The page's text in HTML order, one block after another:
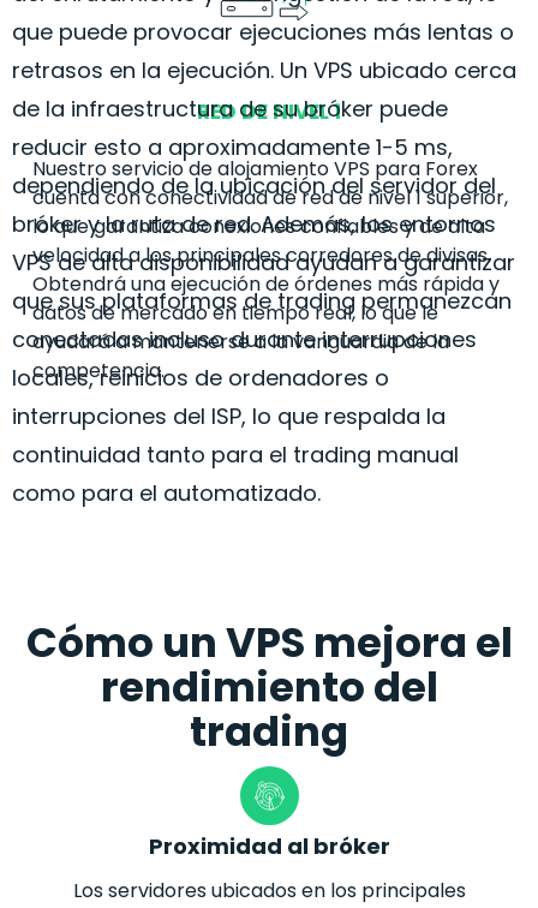
RED DE NIVEL 1
Nuestro servicio de alojamiento VPS para Forex
cuenta con conectividad de red de nivel 1 superior,
lo que garantiza conexiones confiables y de alta
velocidad a los principales corredores de divisas.
Obtendrá una ejecución de órdenes más rápida y
datos de mercado en tiempo real, lo que le
ayudará a mantenerse a la vanguardia de la
competencia.
que puede provocar ejecuciones más lentas o
retrasos en la ejecución. Un VPS ubicado cerca
de la infraestructura de su bróker puede
reducir esto a aproximadamente 1-5 ms,
dependiendo de la ubicación del servidor del
bróker y la ruta de red. Además, los entornos
VPS de alta disponibilidad ayudan a garantizar
que sus plataformas de trading permanezcan
conectadas incluso durante interrupciones
locales, reinicios de ordenadores o
interrupciones del ISP, lo que respalda la
continuidad tanto para el trading manual
como para el automatizado.
Cómo un VPS mejora el
rendimiento del
trading
Proximidad al bróker
Los servidores ubicados en los principales